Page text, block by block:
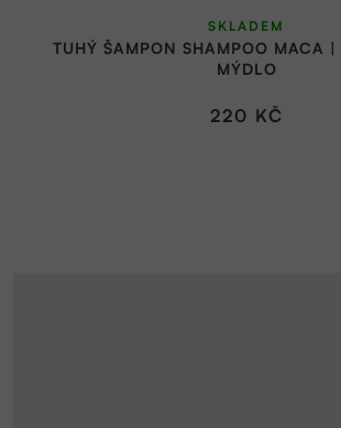
TUHÝ ŠAMPON SHAMPOO MACA
MÝDLO
SKLADEM
220 KČ